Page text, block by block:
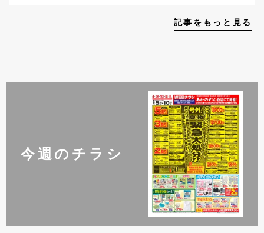
記事をもっと見る
今週のチラシ